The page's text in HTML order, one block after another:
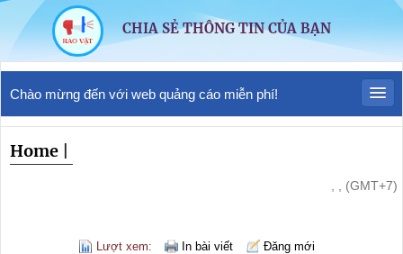
CHIA SẺ THÔNG TIN CỦA BẠN
Chào mừng đến với web quảng cáo miễn phí!
Home
, , (GMT+7)
Lượt xem: In bài viết Đăng mới